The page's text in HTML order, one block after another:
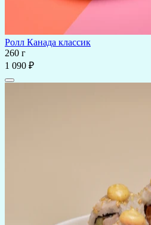
Ролл Канада классик
260 г
1 090 ₽